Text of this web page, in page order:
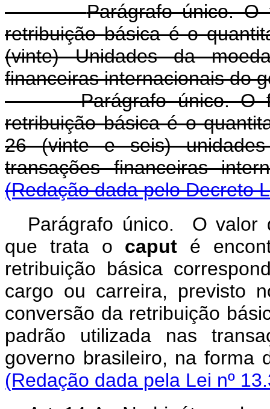
Parágrafo único.
retribuição básica é o
(vinte) Unidades da
financeiras internacionais do
Parágrafo único. O
retribuição básica é o
26 (vinte e seis)
transações financeiras
(Redação dada pelo Decreto
Parágrafo único. O valor
que trata o caput é
retribuição básica
cargo ou carreira, previsto
conversão da retribuição
padrão utilizada nas
governo brasileiro, na
(Redação dada pela Lei nº